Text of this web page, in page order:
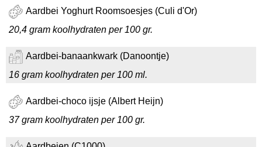
Aardbei Yoghurt Roomsoesjes (Culi d'Or)
20,4 gram koolhydraten per 100 gr.
Aardbei-banaankwark (Danoontje)
16 gram koolhydraten per 100 ml.
Aardbei-choco ijsje (Albert Heijn)
37 gram koolhydraten per 100 gr.